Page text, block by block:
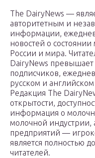
The DairyNews —
авторитетным и
информации,
новостей о
России и мира.
DairyNews
подписчиков,
русском и
Редакция The
открытости,
информация о
молочной индустрии,
предприятий —
является полностью
читателей.